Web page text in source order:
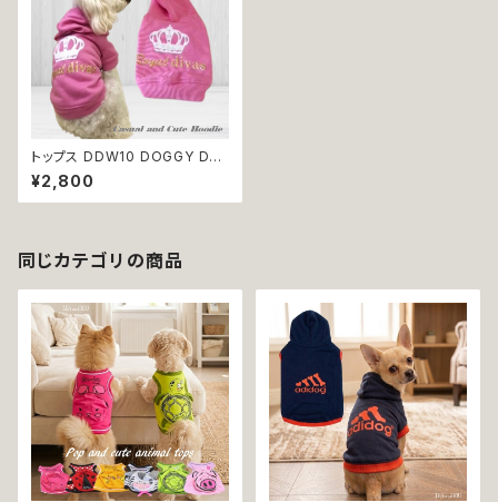
トップス DDW10 DOGGY DO
LLY パーカー トレーナー フー
ド付き ピンク クラウン dog ウ
ェア ドッグ ウェア ドッグウエア
洋服 小型犬 中型犬 かわいい
可愛い おしゃれ 返品交換不可
¥2,800
同じカテゴリの商品